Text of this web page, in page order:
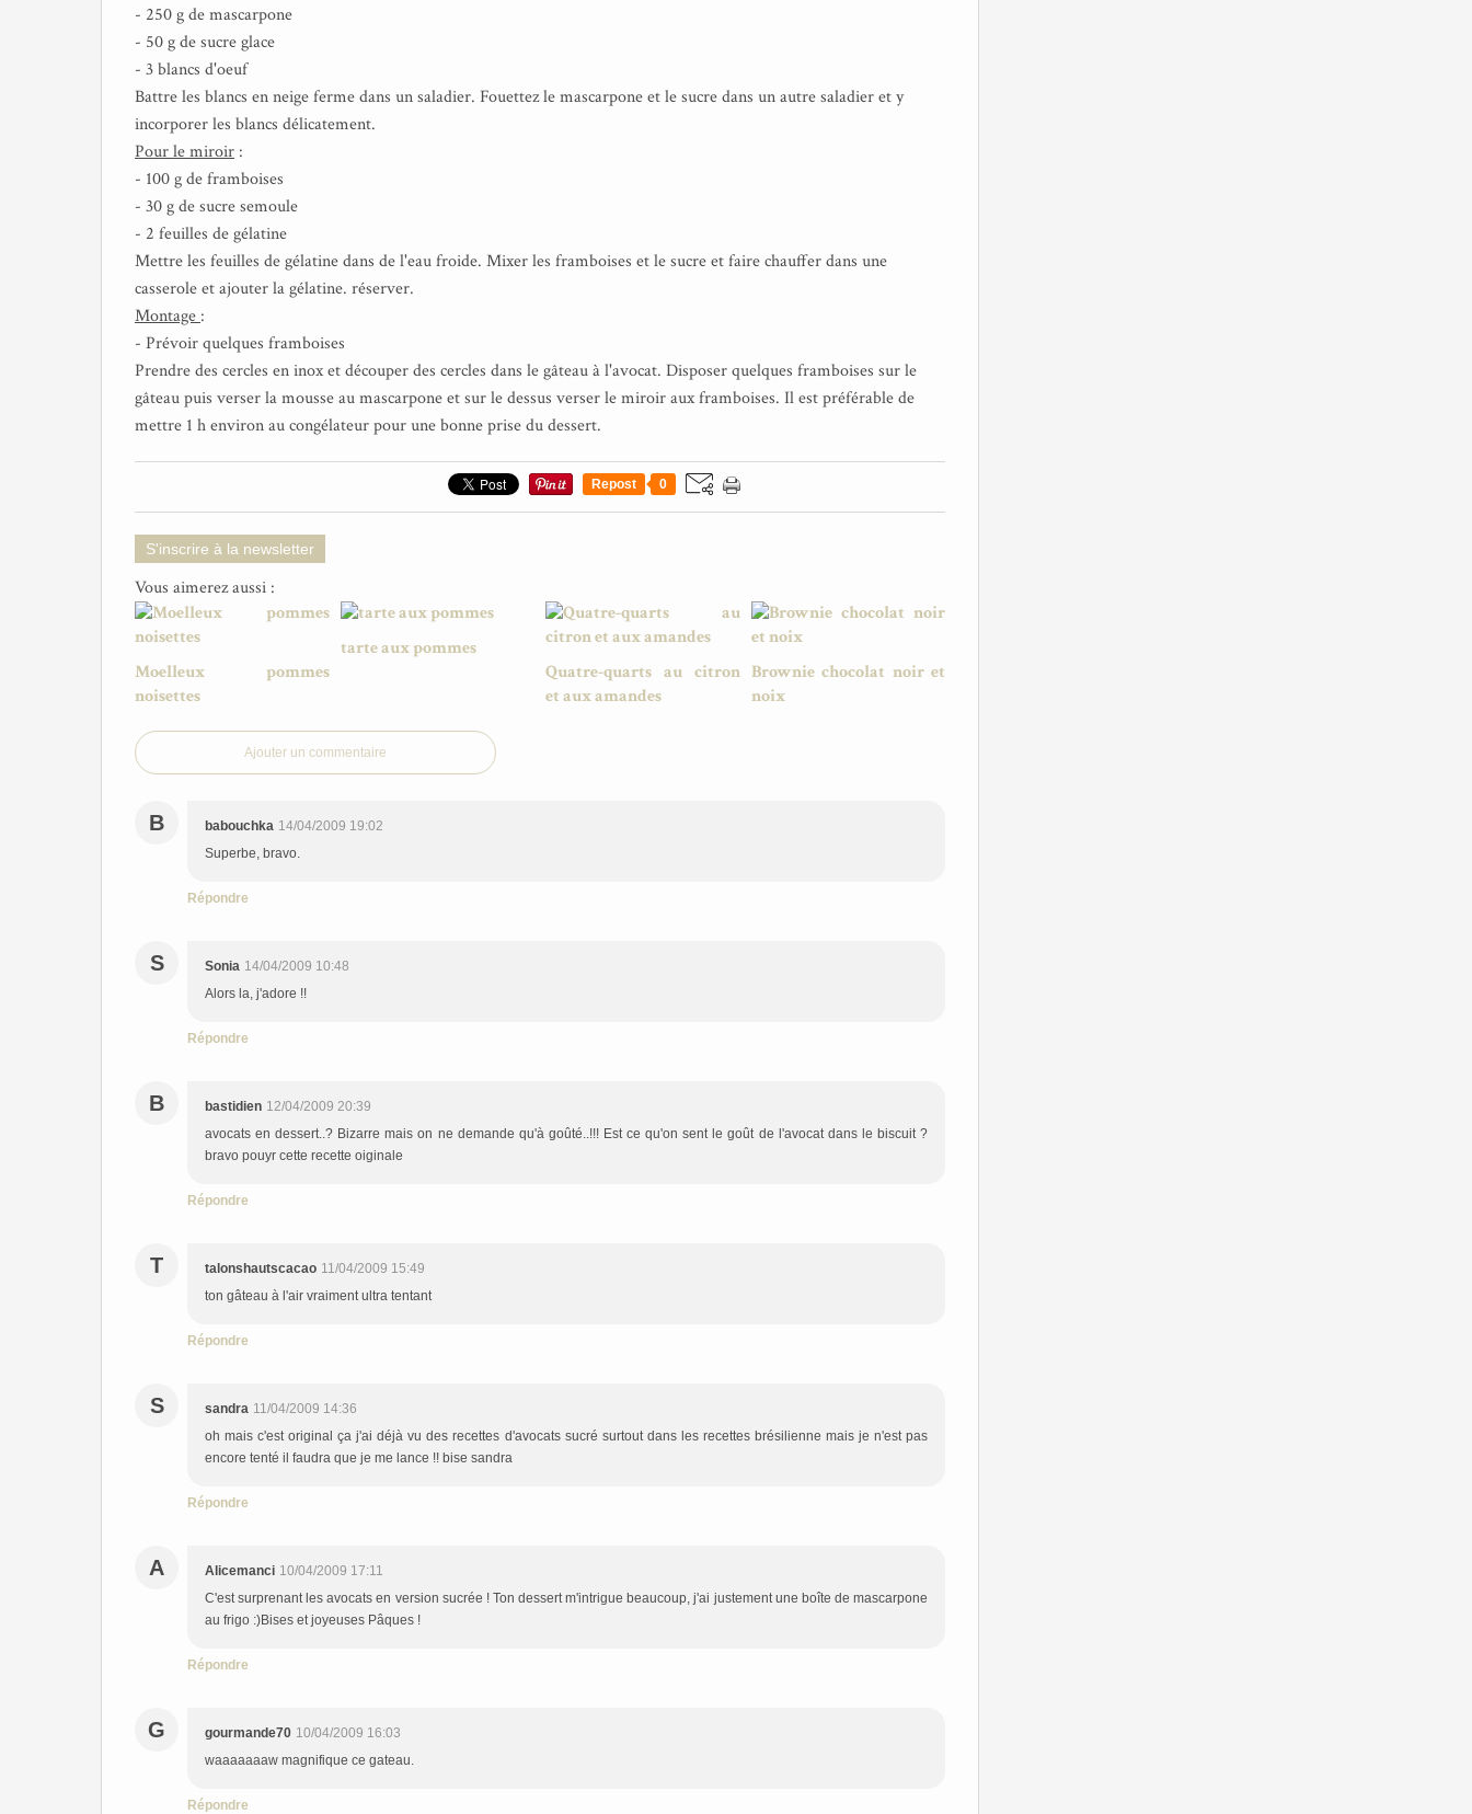
- 250 g de mascarpone
- 50 g de sucre glace
- 3 blancs d'oeuf
Battre les blancs en neige ferme dans un saladier. Fouettez le mascarpone et le sucre dans un autre saladier et y
incorporer les blancs délicatement.
Pour le miroir :
- 100 g de framboises
- 30 g de sucre semoule
- 2 feuilles de gélatine
Mettre les feuilles de gélatine dans de l'eau froide. Mixer les framboises et le sucre et faire chauffer dans une
casserole et ajouter la gélatine. réserver.
Montage :
- Prévoir quelques framboises
Prendre des cercles en inox et découper des cercles dans le gâteau à l'avocat. Disposer quelques framboises sur le
gâteau puis verser la mousse au mascarpone et sur le dessus verser le miroir aux framboises. Il est préférable de
mettre 1 h environ au congélateur pour une bonne prise du dessert.
Repost 0
S'inscrire à la newsletter
Vous aimerez aussi :
Moelleux pommes
noisettes
tarte aux pommes
Quatre-quarts au citron
et aux amandes
Brownie chocolat noir et
noix
Ajouter un commentaire
B babouchka 14/04/2009 19:02
Superbe, bravo.
Répondre
S Sonia 14/04/2009 10:48
Alors la, j'adore !!
Répondre
B bastidien 12/04/2009 20:39
avocats en dessert..? Bizarre mais on ne demande qu'à goûté..!!! Est ce qu'on sent le goût de l'avocat dans le biscuit ?
bravo pouyr cette recette oiginale
Répondre
T talonshautscacao 11/04/2009 15:49
ton gâteau à l'air vraiment ultra tentant
Répondre
S sandra 11/04/2009 14:36
oh mais c'est original ça j'ai déjà vu des recettes d'avocats sucré surtout dans les recettes brésilienne mais je n'est pas
encore tenté il faudra que je me lance !! bise sandra
Répondre
A Alicemanci 10/04/2009 17:11
C'est surprenant les avocats en version sucrée ! Ton dessert m'intrigue beaucoup, j'ai justement une boîte de mascarpone
au frigo :)Bises et joyeuses Pâques !
Répondre
G gourmande70 10/04/2009 16:03
waaaaaaaw magnifique ce gateau.
Répondre